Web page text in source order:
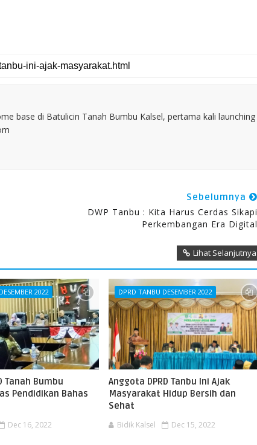
base di Batulicin Tanah Bumbu Kalsel, pertama kali launching
Sebelumnya
DWP Tanbu : Kita Harus Cerdas Sikapi
Perkembangan Era Digital
Lihat Selanjutnya
2022
Tanah Bumbu
Pendidikan Bahas
Dec 16, 2022
DPRD TANBU DESEMBER 2022
Anggota DPRD Tanbu Ini Ajak
Masyarakat Hidup Bersih dan
Sehat
Bidik Kalsel Dec 15, 2022